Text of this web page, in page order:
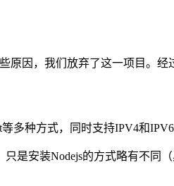
原因，我们放弃了这一项目。
多种方式，同时支持IPV4和IPV6
是安装Nodejs的方式略有不同